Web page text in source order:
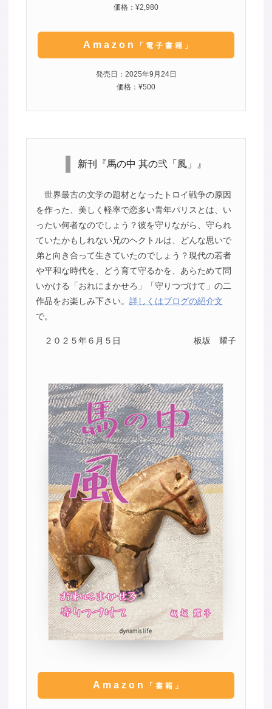
価格：¥2,980
Amazon 「電子書籍」
発売日：2025年9月24日
価格：¥500
新刊『馬の中 其の弐「風」』
世界最古の文学の題材となったトロイ戦争の原因
を作った、美しく軽率で恋多い青年パリスとは、い
ったい何者なのでしょう？彼を守りながら、守られ
ていたかもしれない兄のヘクトルは、どんな思いで
弟と向き合って生きていたのでしょう？現代の若者
や平和な時代を、どう育て守るかを、あらためて問
いかける「おれにまかせろ」「守りつづけて」の二
作品をお楽しみ下さい。 詳しくはブログの紹介文
で。
２０２５年６月５日 板坂 耀子
Amazon 「書籍」